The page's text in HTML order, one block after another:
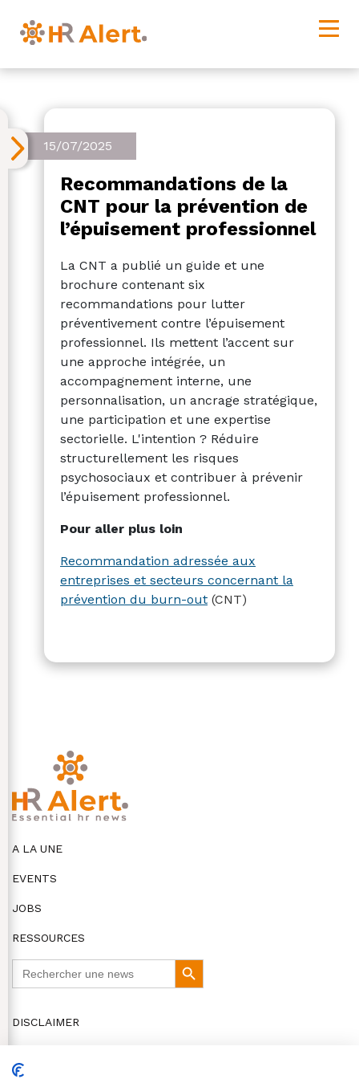
15/07/2025
Recommandations de la
CNT pour la prévention de
l’épuisement professionnel
La CNT a publié un guide et une
brochure contenant six
recommandations pour lutter
préventivement contre l’épuisement
professionnel. Ils mettent l’accent sur
une approche intégrée, un
accompagnement interne, une
personnalisation, un ancrage stratégique,
une participation et une expertise
sectorielle. L'intention ? Réduire
structurellement les risques
psychosociaux et contribuer à prévenir
l’épuisement professionnel.
Pour aller plus loin
Recommandation adressée aux
entreprises et secteurs concernant la
prévention du burn-out (CNT)
A LA UNE
EVENTS
JOBS
RESSOURCES
Search
Button
DISCLAIMER